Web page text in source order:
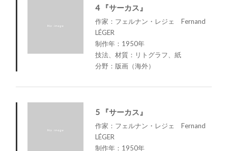
4 『サーカス』
作家：フェルナン・レジェ Fernand
LÉGER
制作年：1950年
技法、材質：リトグラフ、紙
分野：版画（海外）
5 『サーカス』
作家：フェルナン・レジェ Fernand
LÉGER
制作年：1950年